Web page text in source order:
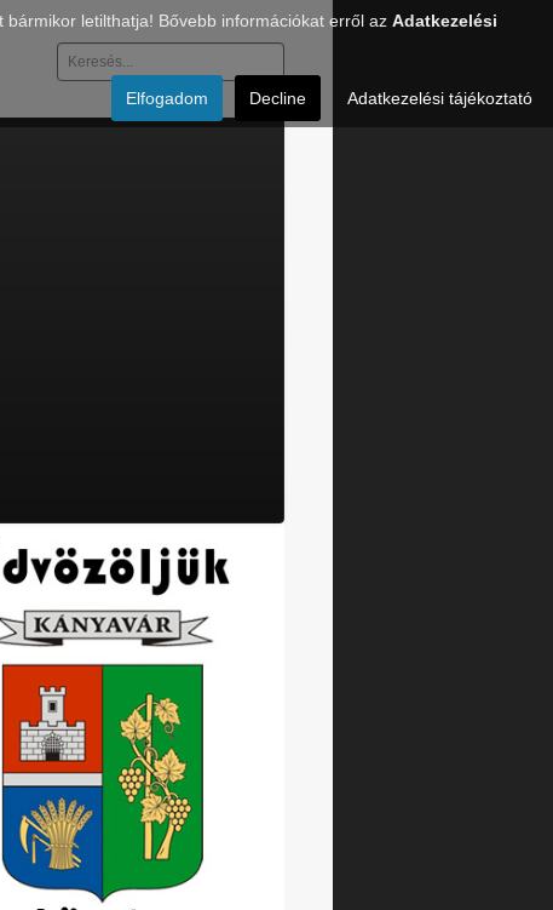
Keresés...
letilthatja! Bővebb információkat erről az Adatkezelési
Elfogadom Decline Adatkezelési tájékoztató